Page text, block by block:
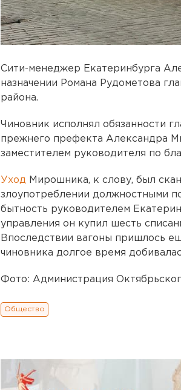
Сити-менеджер Екатеринбурга
назначении Романа Рудометова
района.
Чиновник исполнял обязанности
прежнего префекта Александра
заместителем руководителя по
Уход Мирошника, к слову, был
злоупотреблении должностными
бытность руководителем
управления он купил шесть
Впоследствии вагоны пришлось
чиновника долгое время
Фото: Администрация
Общество